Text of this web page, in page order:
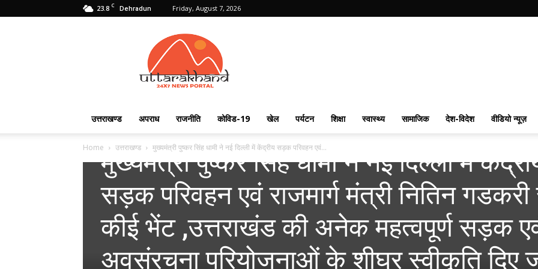
23.8 C Dehradun Friday, August 7, 2026
Uttarakhand
24X7
उत्तराखण्ड अपराध राजनीति कोविड-19 खेल पर्यटन शिक्षा स्वास्थ्य सामाजिक देश-विदेश वीडियो न्यूज़
Home उत्तराखण्ड मुख्यमंत्री पुष्कर सिंह धामी ने नई दिल्ली में केंद्रीय सड़क परिवहन एवं...
मुख्यमंत्री पुष्कर सिंह धामी ने नई दिल्ली में
सड़क परिवहन एवं राजमार्ग मंत्री नितिन
कीई भेंट ,उत्तराखंड की अनेक महत्वपूर्ण सड़क
अवसंरचना परियोजनाओं के शीघ्र स्वीकृति दिए